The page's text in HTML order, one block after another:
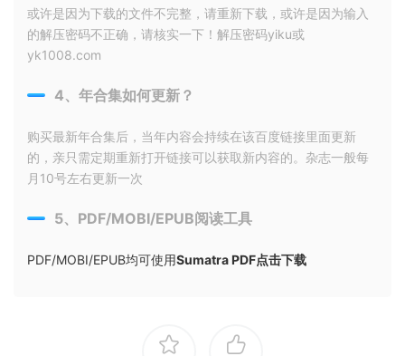
或许是因为下载的文件不完整，请重新下载，或许是因为输入
的解压密码不正确，请核实一下！解压密码yiku或
yk1008.com
4、年合集如何更新？
购买最新年合集后，当年内容会持续在该百度链接里面更新
的，亲只需定期重新打开链接可以获取新内容的。杂志一般每
月10号左右更新一次
5、PDF/MOBI/EPUB阅读工具
PDF/MOBI/EPUB均可使用Sumatra PDF点击下载